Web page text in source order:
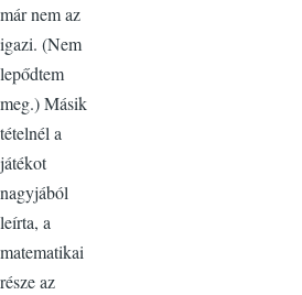
már nem az
igazi. (Nem
lepődtem
meg.) Másik
tételnél a
játékot
nagyjából
leírta, a
matematikai
része az